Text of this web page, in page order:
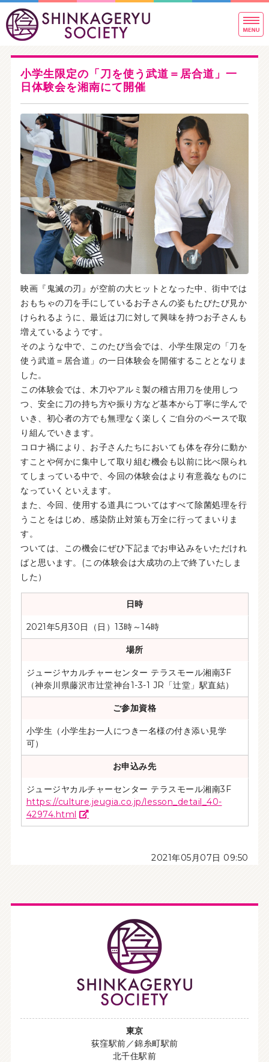
新
ホーム
稽古内容のご案内
稽古場写真＆指導者紹介
稽古生の声とQ&A
お問い合わせ
小学生限定の「刀を使う武道＝居合道」一
日体験会を湘南にて開催
映画『鬼滅の刃』が空前の大ヒットとなった中、街中では
おもちゃの刀を手にしているお子さんの姿もたびたび見か
けられるように、最近は刀に対して興味を持つお子さんも
増えているようです。
そのような中で、このたび当会では、小学生限定の「刀を
使う武道＝居合道」の一日体験会を開催することとなりま
した。
この体験会では、木刀やアルミ製の稽古用刀を使用しつ
つ、安全に刀の持ち方や振り方など基本から丁寧に学んで
いき、初心者の方でも無理なく楽しくご自分のペースで取
り組んでいきます。
コロナ禍により、お子さんたちにおいても体を存分に動か
すことや何かに集中して取り組む機会も以前に比べ限られ
てしまっている中で、今回の体験会はより有意義なものに
なっていくといえます。
また、今回、使用する道具についてはすべて除菌処理を行
うことをはじめ、感染防止対策も万全に行ってまいりま
す。
ついては、この機会にぜひ下記までお申込みをいただけれ
ばと思います。(この体験会は大成功の上で終了いたしま
した）
日時
2021年5月30日（日）13時～14時
場所
ジュージヤカルチャーセンター テラスモール湘南3F
（神奈川県藤沢市辻堂神台1-3-1 JR「辻堂」駅直結）
ご参加資格
小学生（小学生お一人につき一名様の付き添い見学
可）
お申込み先
ジュージヤカルチャーセンター テラスモール湘南3F
https://culture.jeugia.co.jp/lesson_detail_40-
42974.html
2021年05月07日 09:50
東京
荻窪駅前／錦糸町駅前
北千住駅前